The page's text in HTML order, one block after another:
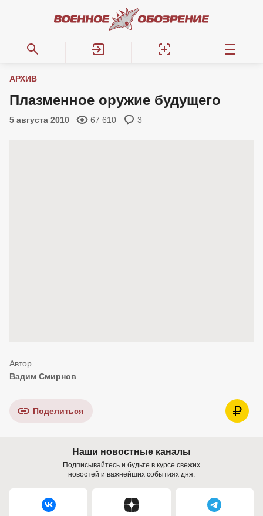
АРХИВ
Плазменное оружие будущего
5 августа 2010 67 610 3
Вадим Смирнов
Поделиться
Наши новостные каналы
Подписывайтесь и будьте в курсе свежих
новостей и важнейших событиях дня.